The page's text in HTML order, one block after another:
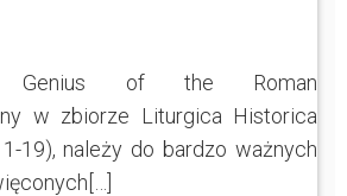
Genius of the Roman
w zbiorze Liturgica Historica
19), należy do bardzo ważnych